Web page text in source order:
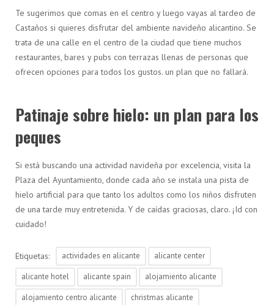
Te sugerimos que comas en el centro y luego vayas al tardeo de
Castaños si quieres disfrutar del ambiente navideño alicantino. Se
trata de una calle en el centro de la ciudad que tiene muchos
restaurantes, bares y pubs con terrazas llenas de personas que
ofrecen opciones para todos los gustos. un plan que no fallará.
Patinaje sobre hielo: un plan para los
peques
Si está buscando una actividad navideña por excelencia, visita la
Plaza del Ayuntamiento, donde cada año se instala una pista de
hielo artificial para que tanto los adultos como los niños disfruten
de una tarde muy entretenida. Y de caídas graciosas, claro. ¡Id con
cuidado!
Etiquetas: actividades en alicante
alicante center
alicante hotel
alicante spain
alojamiento alicante
alojamiento centro alicante
christmas alicante